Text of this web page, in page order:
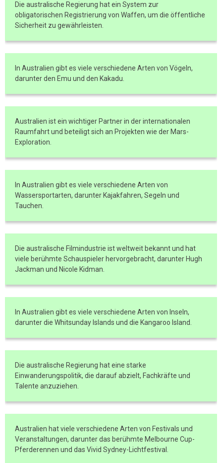
Die australische Regierung hat ein System zur
obligatorischen Registrierung von Waffen, um die öffentliche
Sicherheit zu gewährleisten.
In Australien gibt es viele verschiedene Arten von Vögeln,
darunter den Emu und den Kakadu.
Australien ist ein wichtiger Partner in der internationalen
Raumfahrt und beteiligt sich an Projekten wie der Mars-
Exploration.
In Australien gibt es viele verschiedene Arten von
Wassersportarten, darunter Kajakfahren, Segeln und
Tauchen.
Die australische Filmindustrie ist weltweit bekannt und hat
viele berühmte Schauspieler hervorgebracht, darunter Hugh
Jackman und Nicole Kidman.
In Australien gibt es viele verschiedene Arten von Inseln,
darunter die Whitsunday Islands und die Kangaroo Island.
Die australische Regierung hat eine starke
Einwanderungspolitik, die darauf abzielt, Fachkräfte und
Talente anzuziehen.
Australien hat viele verschiedene Arten von Festivals und
Veranstaltungen, darunter das berühmte Melbourne Cup-
Pferderennen und das Vivid Sydney-Lichtfestival.